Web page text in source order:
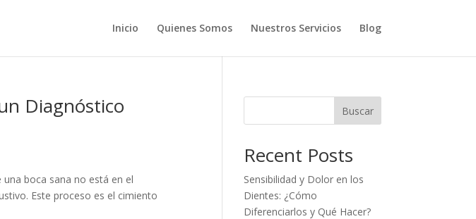
Inicio Quienes Somos Nuestros Servicios Blog
Diagnóstico
boca sana no está en el
Este proceso es el cimiento
Buscar
Recent Posts
Sensibilidad y Dolor en los
Dientes: ¿Cómo
Diferenciarlos y Qué Hacer?